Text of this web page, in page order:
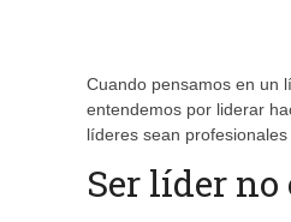
Cuando pensamos en un
entendemos por liderar
líderes sean
Ser líder no